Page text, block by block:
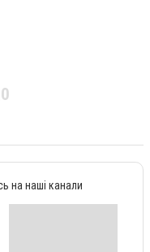
на наші канали